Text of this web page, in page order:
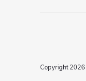
Copyright 2026